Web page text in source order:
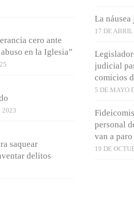
cero ante
en la Iglesia”
2023
saquear
delitos
La
17 DE
judicial
comicios
5 DE MAYO
personal
van a
19 DE